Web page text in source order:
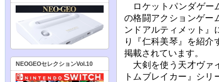
ロケットパンダゲー
の格闘アクションゲー
ンドアルティメット』
り『仁科美琴』を紹介
掲載されています。
大剣を使う天才ヴァ
トムブレイカー』シ
NEOGEOセレクションVol.10